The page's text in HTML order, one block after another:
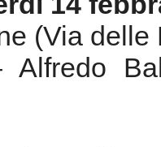
Il
con